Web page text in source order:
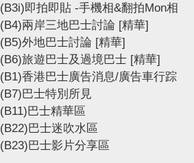
(B3i)即拍即貼 -手機相&翻拍Mon相
(B4)兩岸三地巴士討論 [精華]
(B5)外地巴士討論 [精華]
(B6)旅遊巴士及過境巴士 [精華]
(B1)香港巴士廣告消息/廣告車行踪
(B7)巴士特別所見
(B11)巴士精華區
(B22)巴士迷吹水區
(B23)巴士影片分享區